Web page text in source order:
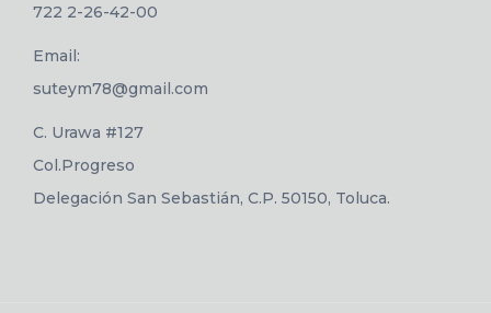
722 2-26-42-00
Email:
suteym78@gmail.com
C. Urawa #127
Col.Progreso
Delegación San Sebastián, C.P. 50150, Toluca.